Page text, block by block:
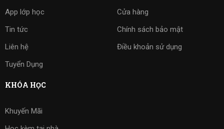
App lớp học
Tin tức
Liên hệ
Tuyển Dụng
Cửa hàng
Chính sách bảo mật
Điều khoản sử dụng
KHÓA HỌC
Khuyến Mãi